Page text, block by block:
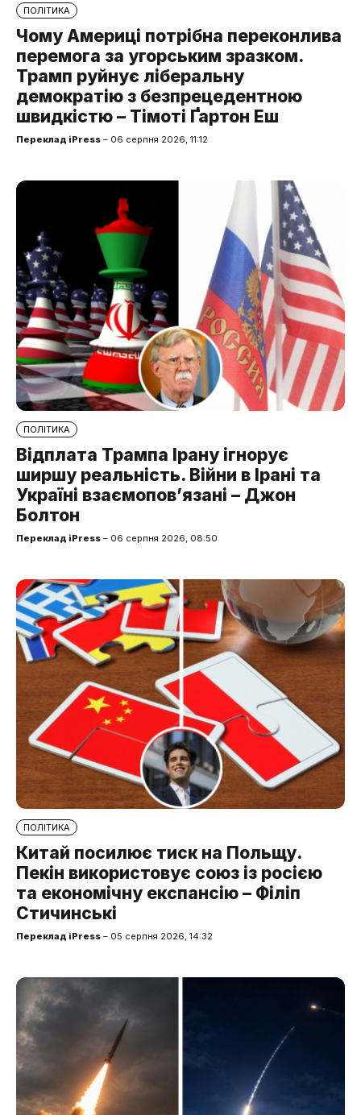
ПОЛІТИКА
Чому Америці потрібна переконлива
перемога за угорським зразком.
Трамп руйнує ліберальну
демократію з безпрецедентною
швидкістю – Тімоті Ґартон Еш
Переклад iPress – 06 серпня 2026, 11:12
ПОЛІТИКА
Відплата Трампа Ірану ігнорує
ширшу реальність. Війни в Ірані та
Україні взаємопов’язані – Джон
Болтон
Переклад iPress – 06 серпня 2026, 08:50
ПОЛІТИКА
Китай посилює тиск на Польщу.
Пекін використовує союз із росією
та економічну експансію – Філіп
Стичинські
Переклад iPress – 05 серпня 2026, 14:32